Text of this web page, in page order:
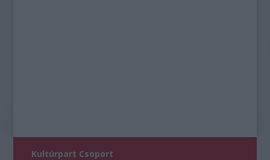
Kultúrpart Csoport